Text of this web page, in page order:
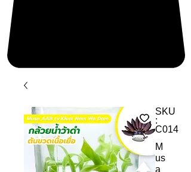
SKU
:
C014
M
us
a